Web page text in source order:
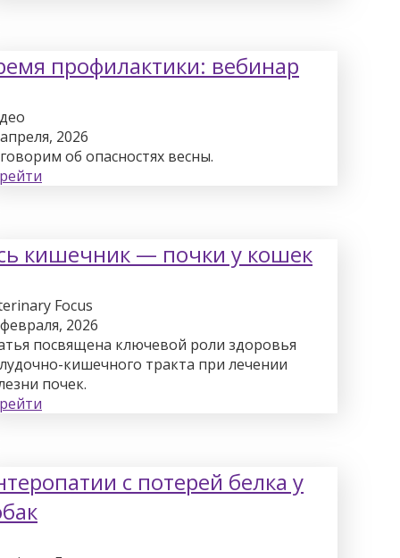
профилактики: вебинар
2026
об опасностях весны.
кишечник — почки у кошек
Focus
2026
посвящена ключевой роли здоровья
кишечного тракта при лечении
почек.
с потерей белка у